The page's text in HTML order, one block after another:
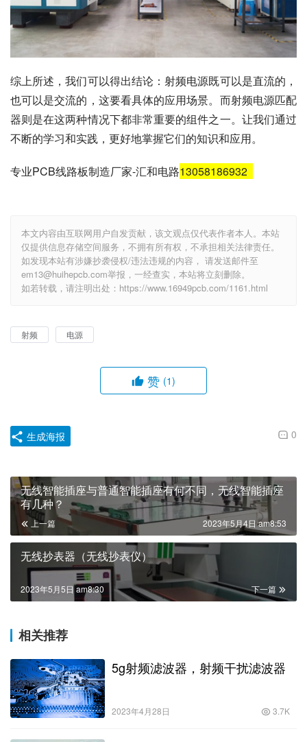
综上所述，我们可以得出结论：射频电源既可以是直流的，
也可以是交流的，这要看具体的应用场景。而射频电源匹配
器则是在这两种情况下都非常重要的组件之一。让我们通过
不断的学习和实践，更好地掌握它们的知识和应用。
专业PCB线路板制造厂家-汇和电路13058186932
本文内容由互联网用户自发贡献，该文观点仅代表作者本人。本站
仅提供信息存储空间服务，不拥有所有权，不承担相关法律责任。
如发现本站有涉嫌抄袭侵权/违法违规的内容， 请发送邮件至
em13@huihepcb.com举报，一经查实，本站将立刻删除。
如若转载，请注明出处：https://www.16949pcb.com/1161.html
射频 电源
赞 (1)
0
生成海报
无线智能插座与普通智能插座有何不同，无线智能插座
有几种？
上一篇 2023年5月4日 am8:53
无线抄表器（无线抄表仪）
下一篇
2023年5月5日 am8:30
相关推荐
5g射频滤波器，射频干扰滤波器
2023年4月28日 3.7K